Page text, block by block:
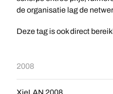
de organisatie lag de
Deze tag is ook direct
2008
XieLAN 2008